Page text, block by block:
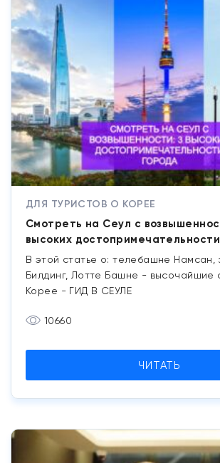
ДЛЯ ТУРИСТОВ О КОРЕЕ
Смотреть на Сеул с
высоких
В этой статье о: телебашне Намсан,
Билдинг, Лотте Башне - высочайшие
Корее - ГИД В СЕУЛЕ
10660
ЧИТАТЬ